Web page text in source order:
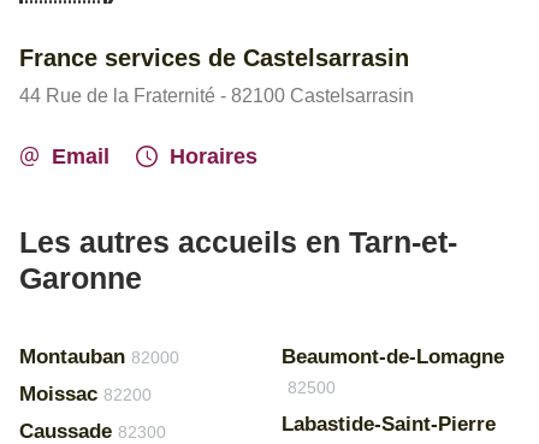
France services de Castelsarrasin
44 Rue de la Fraternité - 82100 Castelsarrasin
Email Horaires
Les autres accueils en Tarn-et-
Garonne
Montauban 82000
Moissac 82200
Caussade 82300
Beaumont-de-Lomagne
82500
Labastide-Saint-Pierre